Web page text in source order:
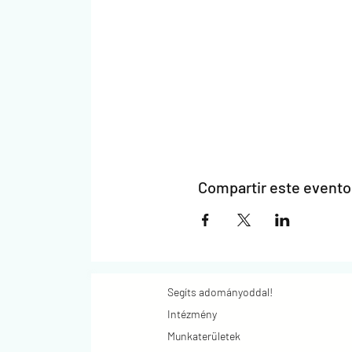
Compartir este evento
Segíts adományoddal!
Intézmény
Munkaterületek